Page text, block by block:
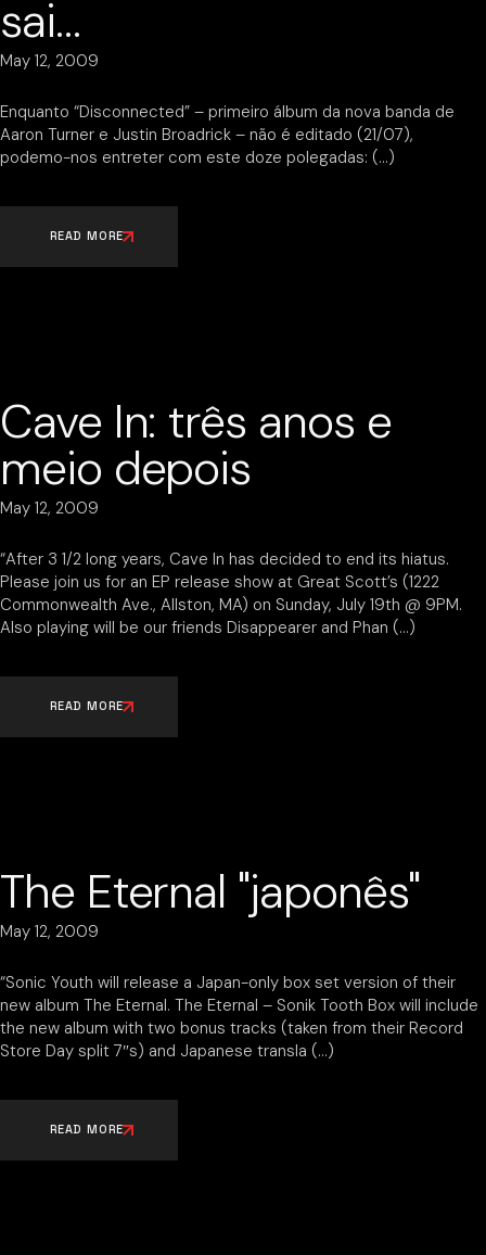
sai…
May 12, 2009
Enquanto “Disconnected” – primeiro álbum da nova banda de
Aaron Turner e Justin Broadrick – não é editado (21/07),
podemo-nos entreter com este doze polegadas:
READ MORE
Cave In: três anos e
meio depois
May 12, 2009
“After 3 1/2 long years, Cave In has decided to end its hiatus.
Please join us for an EP release show at Great Scott’s (1222
Commonwealth Ave., Allston, MA) on Sunday, July 19th @ 9PM.
Also playing will be our friends Disappearer and Phan
READ MORE
The Eternal "japonês"
May 12, 2009
“Sonic Youth will release a Japan-only box set version of their
new album The Eternal. The Eternal – Sonik Tooth Box will include
the new album with two bonus tracks (taken from their Record
Store Day split 7″s) and Japanese transla
READ MORE